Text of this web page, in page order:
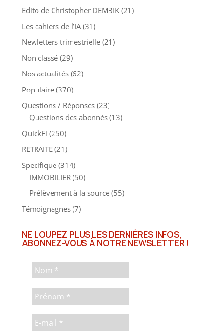
Edito de Christopher DEMBIK(21)
Les cahiers de l’IA(31)
Newletters trimestrielle(21)
Non classé(29)
Nos actualités(62)
Populaire(370)
Questions / Réponses(23)
Questions des abonnés(13)
QuickFi (250)
RETRAITE(21)
Specifique(314)
IMMOBILIER(50)
Prélèvement à la source(55)
Témoignagnes(7)
NE LOUPEZ PLUS LES DERNIÈRES INFOS,
ABONNEZ-VOUS À NOTRE NEWSLETTER !